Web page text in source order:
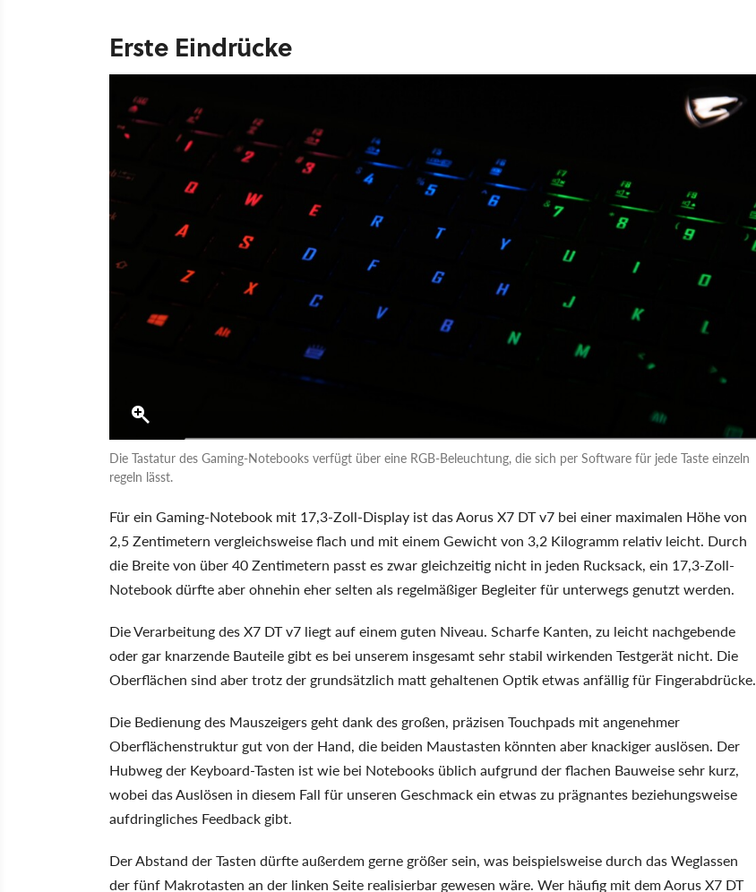
Erste Eindrücke
Die Tastatur des Gaming-Notebooks verfügt über eine RGB-Beleuchtung, die sich per Software für jede Taste einzeln
regeln lässt.
Für ein Gaming-Notebook mit 17,3-Zoll-Display ist das Aorus X7 DT v7 bei einer maximalen Höhe von
2,5 Zentimetern vergleichsweise flach und mit einem Gewicht von 3,2 Kilogramm relativ leicht. Durch
die Breite von über 40 Zentimetern passt es zwar gleichzeitig nicht in jeden Rucksack, ein 17,3-Zoll-
Notebook dürfte aber ohnehin eher selten als regelmäßiger Begleiter für unterwegs genutzt werden.
Die Verarbeitung des X7 DT v7 liegt auf einem guten Niveau. Scharfe Kanten, zu leicht nachgebende
oder gar knarzende Bauteile gibt es bei unserem insgesamt sehr stabil wirkenden Testgerät nicht. Die
Oberflächen sind aber trotz der grundsätzlich matt gehaltenen Optik etwas anfällig für Fingerabdrücke.
Die Bedienung des Mauszeigers geht dank des großen, präzisen Touchpads mit angenehmer
Oberflächenstruktur gut von der Hand, die beiden Maustasten könnten aber knackiger auslösen. Der
Hubweg der Keyboard-Tasten ist wie bei Notebooks üblich aufgrund der flachen Bauweise sehr kurz,
wobei das Auslösen in diesem Fall für unseren Geschmack ein etwas zu prägnantes beziehungsweise
aufdringliches Feedback gibt.
Der Abstand der Tasten dürfte außerdem gerne größer sein, was beispielsweise durch das Weglassen
der fünf Makrotasten an der linken Seite realisierbar gewesen wäre. Wer häufig mit dem Aorus X7 DT